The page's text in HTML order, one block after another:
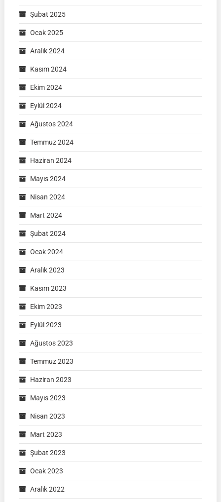
Şubat 2025
Ocak 2025
Aralık 2024
Kasım 2024
Ekim 2024
Eylül 2024
Ağustos 2024
Temmuz 2024
Haziran 2024
Mayıs 2024
Nisan 2024
Mart 2024
Şubat 2024
Ocak 2024
Aralık 2023
Kasım 2023
Ekim 2023
Eylül 2023
Ağustos 2023
Temmuz 2023
Haziran 2023
Mayıs 2023
Nisan 2023
Mart 2023
Şubat 2023
Ocak 2023
Aralık 2022